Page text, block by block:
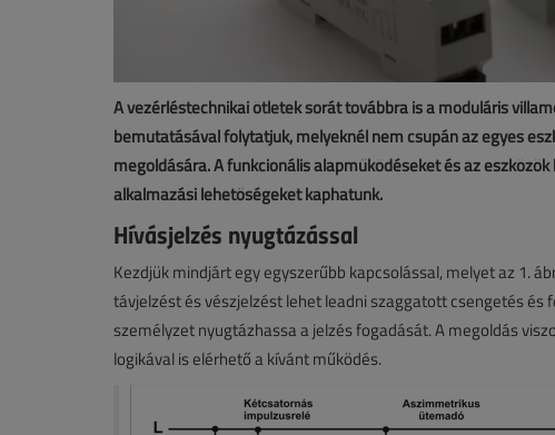
A vezérléstechnikai ötletek sorát továbbra is a moduláris
bemutatásával folytatjuk, melyeknél nem csupán az egyes
megoldására. A funkcionális alapműködéseket és az
alkalmazási lehetőségeket kaphatunk.
Hívásjelzés nyugtázással
Kezdjük mindjárt egy egyszerűbb kapcsolással, melyet az 1.
távjelzést és vészjelzést lehet leadni szaggatott csengetés és
személyzet nyugtázhassa a jelzés fogadását. A megoldás
logikával is elérhető a kívánt működés.